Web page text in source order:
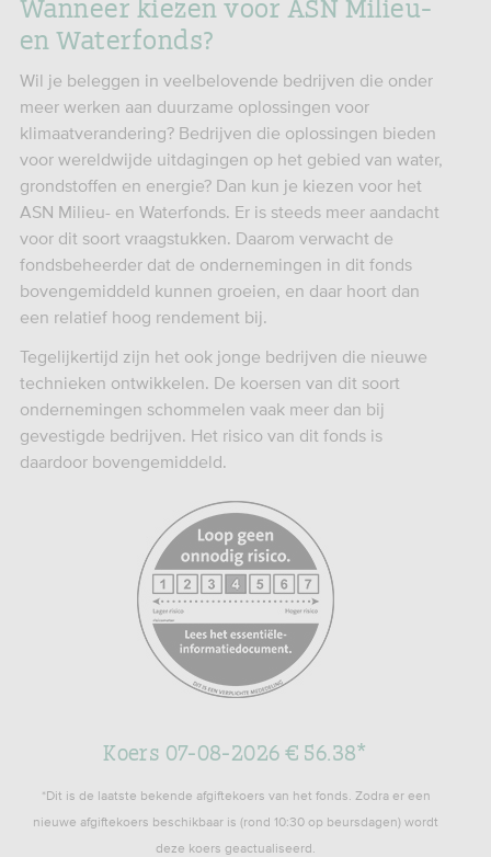
en Waterfonds?
Wil je beleggen in veelbelovende bedrijven die onder
meer werken aan duurzame oplossingen voor
klimaatverandering? Bedrijven die oplossingen bieden
voor wereldwijde uitdagingen op het gebied van water,
grondstoffen en energie? Dan kun je kiezen voor het
ASN Milieu- en Waterfonds. Er is steeds meer aandacht
voor dit soort vraagstukken. Daarom verwacht de
fondsbeheerder dat de ondernemingen in dit fonds
bovengemiddeld kunnen groeien, en daar hoort dan
een relatief hoog rendement bij.
Tegelijkertijd zijn het ook jonge bedrijven die nieuwe
technieken ontwikkelen. De koersen van dit soort
ondernemingen schommelen vaak meer dan bij
gevestigde bedrijven. Het risico van dit fonds is
daardoor bovengemiddeld.
https://www.afm.nl/eid
Koers 07-08-2026 € 56.38*
*Dit is de laatste bekende afgiftekoers van het fonds. Zodra er een
nieuwe afgiftekoers beschikbaar is (rond 10:30 op beursdagen) wordt
deze koers geactualiseerd.